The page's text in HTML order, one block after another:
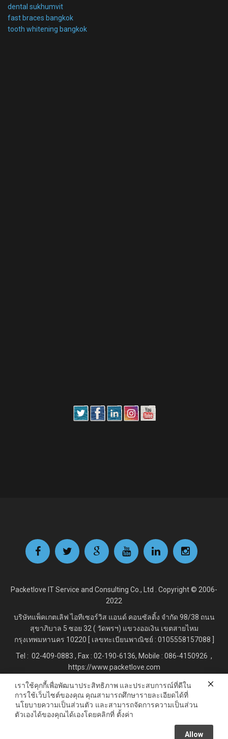
dental sukhumvit
fast braces bangkok
tooth whitening bangkok
Packetlove IT Service and Consulting Co., Ltd . Copyright © 2006-
2022
บริษัทแพ็คเกตเลิฟ ไอทีเซอร์วิส แอนด์ คอนซัลติ้ง จำกัด 98/38 ถนน
สุขาภิบาล 5 ซอย 32 ( วัดพรฯ) แขวงออเงิน เขตสายไหม
กรุงเทพมหานคร 10220 [ เลขทะเบียนพาณิชย์ : 0105558157088 ]
Tel : 02-409-0883 , Fax : 02-190-6136, Mobile : 086-4150926 ,
https://www.packetlove.com
Line Official : @Packetlove.com
เราใช้คุกกี้เพื่อพัฒนาประสิทธิภาพ และประสบการณ์ที่ดีใน
การใช้เว็บไซต์ของคุณ คุณสามารถศึกษารายละเอียดได้ที่
นโยบายความเป็นส่วนตัว และสามารถจัดการความเป็นส่วน
ตัวเองได้ของคุณได้เองโดยคลิกที่ ตั้งค่า
Allow